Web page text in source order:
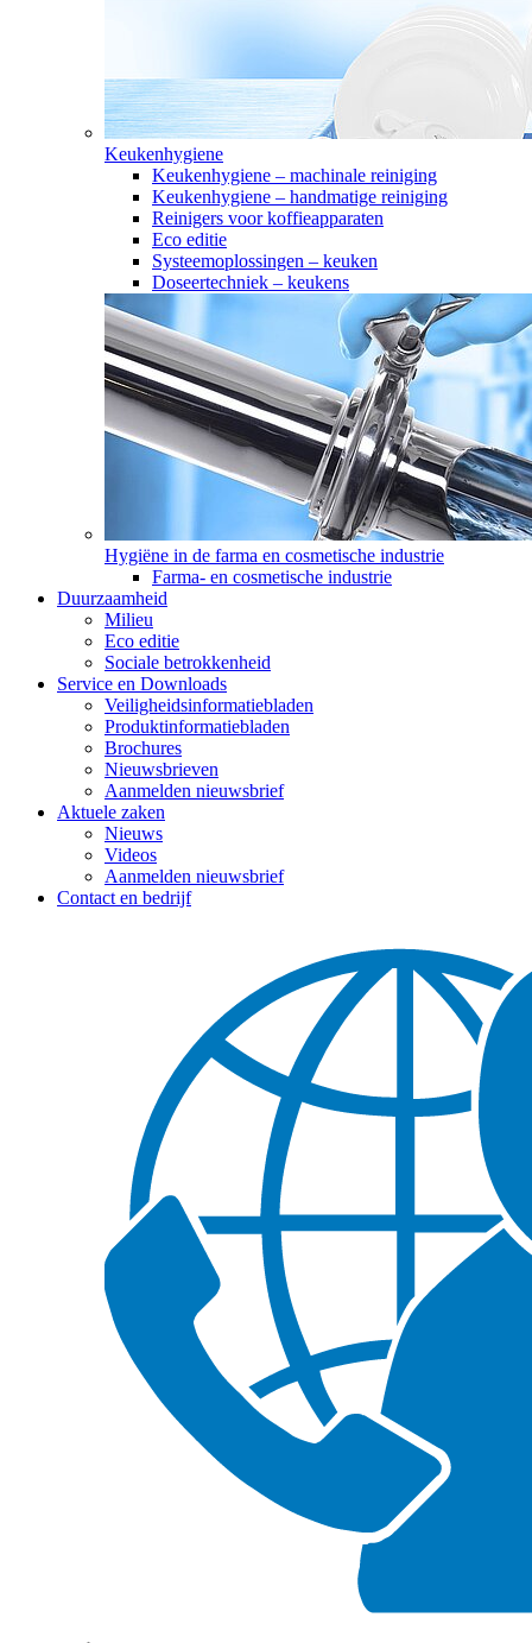
Keukenhygiene
Keukenhygiene – machinale reiniging
Keukenhygiene – handmatige reiniging
Reinigers voor koffieapparaten
Eco editie
Systeemoplossingen – keuken
Doseertechniek – keukens
Hygiëne in de farma en cosmetische industrie
Farma- en cosmetische industrie
Duurzaamheid
Milieu
Eco editie
Sociale betrokkenheid
Service en Downloads
Veiligheidsinformatiebladen
Produktinformatiebladen
Brochures
Nieuwsbrieven
Aanmelden nieuwsbrief
Aktuele zaken
Nieuws
Videos
Aanmelden nieuwsbrief
Contact en bedrijf